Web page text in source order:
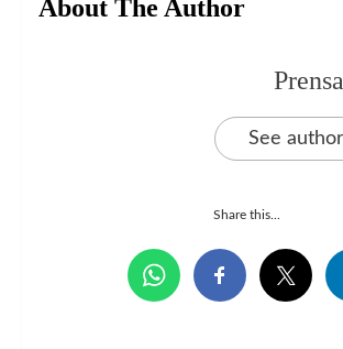
About The Author
See
Share this...